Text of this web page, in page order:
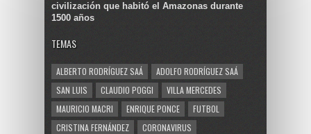
civilización que habitó el Amazonas durante
1500 años
TEMAS
ALBERTO RODRÍGUEZ SAÁ
ADOLFO RODRÍGUEZ SAÁ
SAN LUIS
CLAUDIO POGGI
VILLA MERCEDES
MAURICIO MACRI
ENRIQUE PONCE
FUTBOL
CRISTINA FERNÁNDEZ
CORONAVIRUS